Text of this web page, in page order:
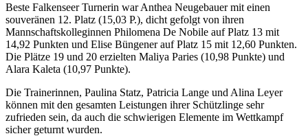
Beste Falkenseer Turnerin war Anthea Neugebauer mit einen
souveränen 12. Platz (15,03 P.), dicht gefolgt von ihren
Mannschaftskolleginnen Philomena De Nobile auf Platz 13 mit
14,92 Punkten und Elise Büngener auf Platz 15 mit 12,60 Punkten.
Die Plätze 19 und 20 erzielten Maliya Paries (10,98 Punkte) und
Alara Kaleta (10,97 Punkte).
Die Trainerinnen, Paulina Statz, Patricia Lange und Alina Leyer
können mit den gesamten Leistungen ihrer Schützlinge sehr
zufrieden sein, da auch die schwierigen Elemente im Wettkampf
sicher geturnt wurden.